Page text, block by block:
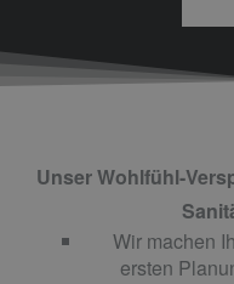
Unser Wohlfühl-
Wir machen
ersten